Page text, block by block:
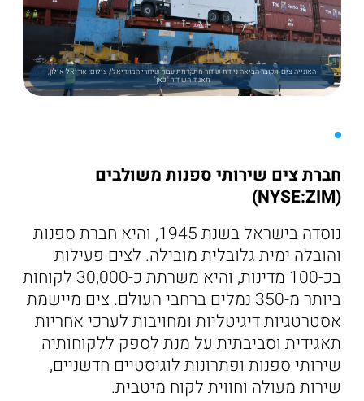
האונייה צים וונקובר הביאה ניידת שידור מתקדמת עבור שידורי המונדיאל/ צילום: אוריאל אילון,
תאגיד השידור "כאן"
חברת צים שירותי ספנות משולבים
(NYSE:ZIM)
נוסדה בישראל בשנת 1945, והיא חברת ספנות
והובלה ימית גלובלית מובילה. לצים פעילות
בכ-100 מדינות, והיא משרתת כ-30,000 לקוחות
ביותר מ-350 נמלים ברחבי העולם. צים מיישמת
אסטרטגיות דיגיטליות ומחויבות לערכי אחריות
תאגידית וסביבתית על מנת לספק ללקוחותיה
שירותי ספנות ופתרונות לוגיסטיים חדשניים,
שירות מעולה וחווית לקוח מיטבית.